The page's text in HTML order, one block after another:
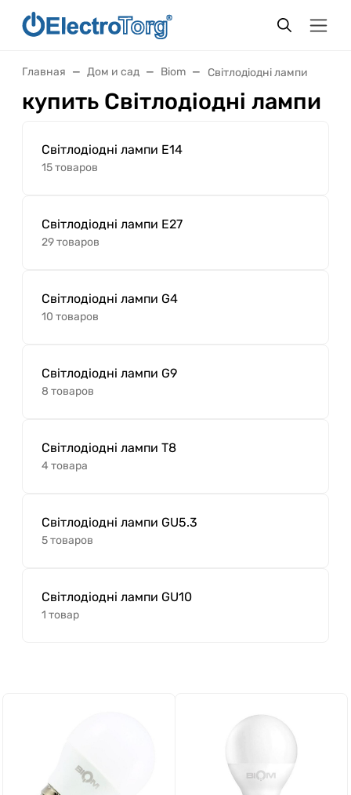
Главная Дом и сад Biom Світлодіодні лампи
купить Світлодіодні лампи
Світлодіодні лампи E14
15 товаров
Світлодіодні лампи E27
29 товаров
Світлодіодні лампи G4
10 товаров
Світлодіодні лампи G9
8 товаров
Світлодіодні лампи T8
4 товара
Світлодіодні лампи GU5.3
5 товаров
Світлодіодні лампи GU10
1 товар